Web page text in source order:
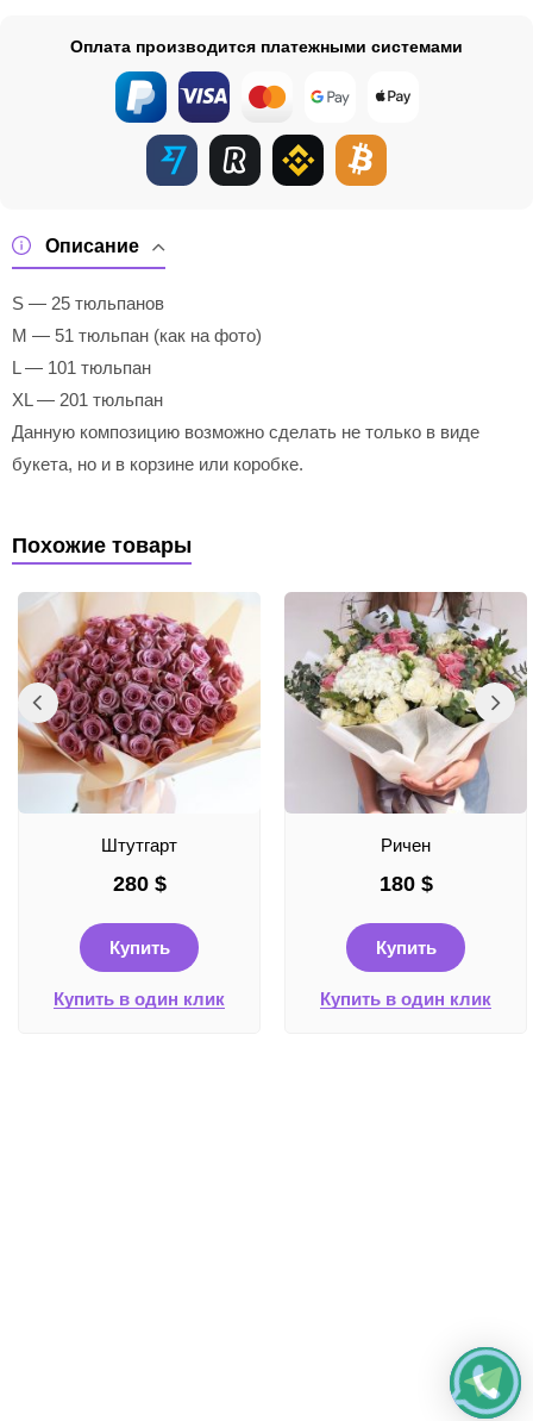
Описание
S — 25 тюльпанов
M — 51 тюльпан (как на фото)
L — 101 тюльпан
XL — 201 тюльпан
Данную композицию возможно сделать не только в виде
букета, но и в корзине или коробке.
Оплата производится платежными системами
Похожие товары
Штутгарт
280 $
Купить
Купить в один клик
Ричен
180 $
Купить
Купить в один клик